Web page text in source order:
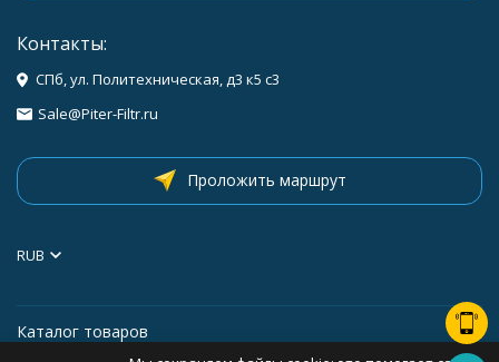
Контакты:
СПб, ул. Политехническая, д3 к5 с3
Sale@Piter-Filtr.ru
Проложить маршрут
RUB
Каталог товаров